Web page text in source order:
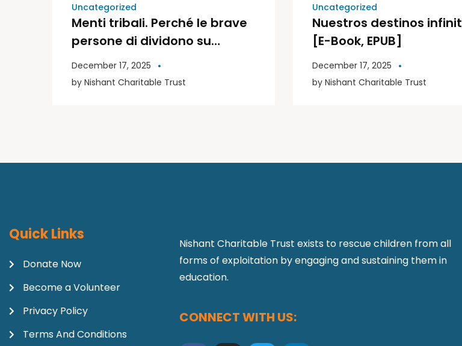
Uncategorized
Menti tribali. Perché le brave
persone di dividono su
politica e religione | Libri
Moderni
December 17, 2025
by Nishant Charitable Trust
Uncategorized
Nuestros destinos
[E-Book, EPUB]
December 17, 2025
by Nishant Charitable Trust
Quick Links
Donate Now
Become a Volunteer
Privacy Policy
Terms And Conditions
Nishant Charitable Trust exists to rescue children from all
forms of exploitation by engaging and sustaining them in
education.
CONNECT WITH US: